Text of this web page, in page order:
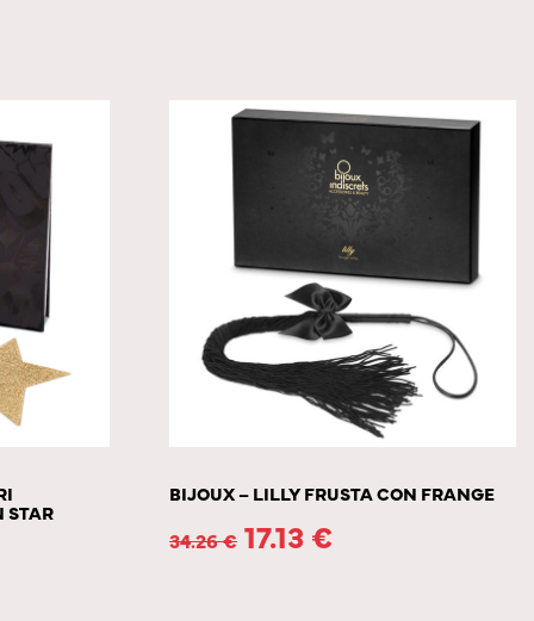
STAR
BIJOUX – LILLY FRUSTA CON FRANGE
34.26€ 17.13 €